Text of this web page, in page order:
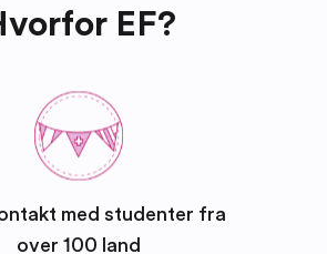
EF?
med studenter fra
over 100 land